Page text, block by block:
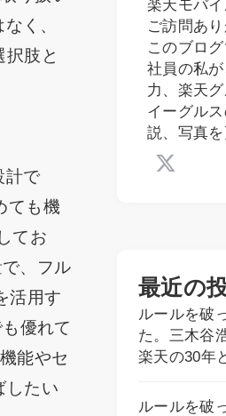
く、
肢と
計で
ても機
てお
、フル
活用す
優れて
能やセ
したい
楽天モバ
ご訪問あ
このブロ
社員の私
力、楽天
イーグル
説、写真を
最近の
ルールを破
た。三木谷
楽天の30年
ルールを破